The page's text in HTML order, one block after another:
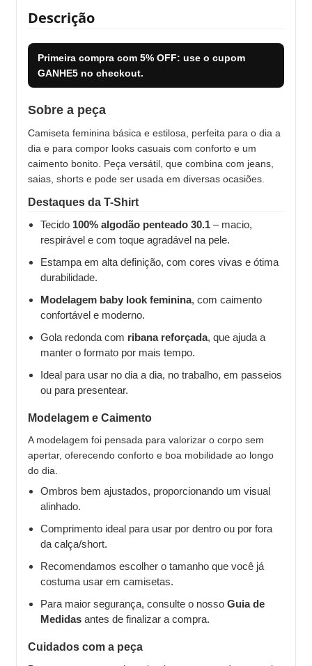
Descrição
Primeira compra com 5% OFF: use o cupom
GANHE5 no checkout.
Sobre a peça
Camiseta feminina básica e estilosa, perfeita para o dia a
dia e para compor looks casuais com conforto e um
caimento bonito. Peça versátil, que combina com jeans,
saias, shorts e pode ser usada em diversas ocasiões.
Destaques da T-Shirt
Tecido 100% algodão penteado 30.1 – macio,
respirável e com toque agradável na pele.
Estampa em alta definição, com cores vivas e ótima
durabilidade.
Modelagem baby look feminina, com caimento
confortável e moderno.
Gola redonda com ribana reforçada, que ajuda a
manter o formato por mais tempo.
Ideal para usar no dia a dia, no trabalho, em passeios
ou para presentear.
Modelagem e Caimento
A modelagem foi pensada para valorizar o corpo sem
apertar, oferecendo conforto e boa mobilidade ao longo
do dia.
Ombros bem ajustados, proporcionando um visual
alinhado.
Comprimento ideal para usar por dentro ou por fora
da calça/short.
Recomendamos escolher o tamanho que você já
costuma usar em camisetas.
Para maior segurança, consulte o nosso Guia de
Medidas antes de finalizar a compra.
Cuidados com a peça